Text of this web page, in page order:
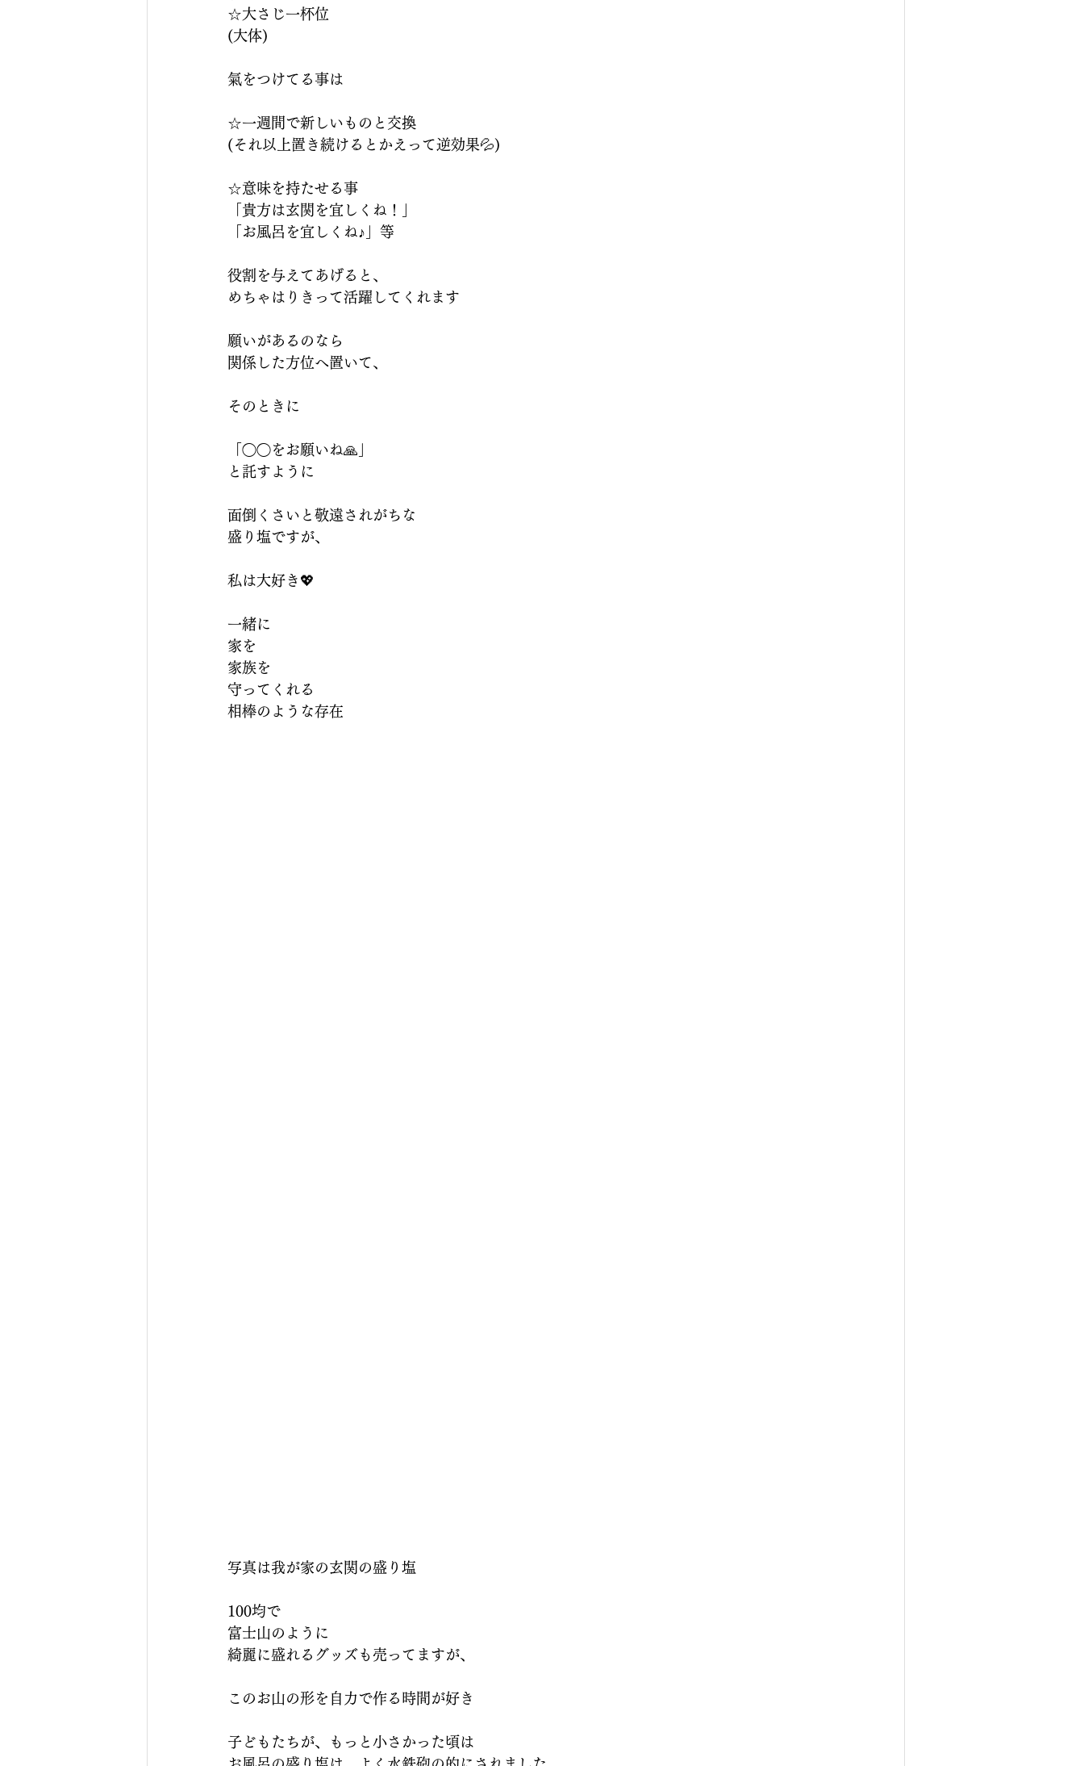
☆大さじ一杯位
(大体)
氣をつけてる事は
☆一週間で新しいものと交換
(それ以上置き続けるとかえって逆効果💦)
☆意味を持たせる事
「貴方は玄関を宜しくね！」
「お風呂を宜しくね♪」等
役割を与えてあげると、
めちゃはりきって活躍してくれます
願いがあるのなら
関係した方位へ置いて、
そのときに
「◯◯をお願いね🙏」
と託すように
面倒くさいと敬遠されがちな
盛り塩ですが、
私は大好き💖
一緒に
家を
家族を
守ってくれる
相棒のような存在
写真は我が家の玄関の盛り塩
100均で
富士山のように
綺麗に盛れるグッズも売ってますが、
このお山の形を自力で作る時間が好き
子どもたちが、もっと小さかった頃は